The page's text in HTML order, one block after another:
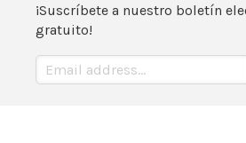
¡Suscríbete a nuestro boletín
gratuito!